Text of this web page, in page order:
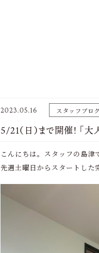
2023.05.16 スタッフブロ
5/21（日）まで開催！ 「
こんにちは。スタッフの島津
先週土曜日からスタートした